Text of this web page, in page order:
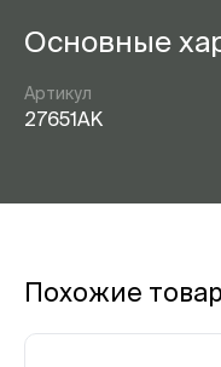
Основные
Артикул
27651AK
Похожие